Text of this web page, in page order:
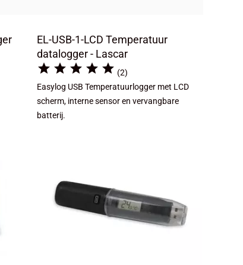
EL-USB-1-LCD Temperatuur
datalogger - Lascar
     (2)
Easylog USB Temperatuurlogger met LCD
scherm, interne sensor en vervangbare
batterij.